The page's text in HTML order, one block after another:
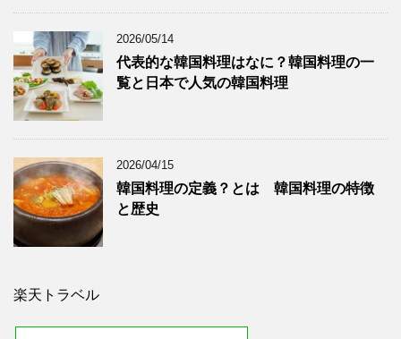
2026/05/14
代表的な韓国料理はなに？韓国料理の一
覧と日本で人気の韓国料理
2026/04/15
韓国料理の定義？とは 韓国料理の特徴
と歴史
楽天トラベル